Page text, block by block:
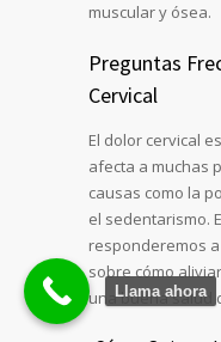
muscular y ósea.
Preguntas
Cervical
El dolor cervical
afecta a muchas
causas como la
el sedentarismo.
responderemos
sobre cómo
una buena salud
Llama ahora